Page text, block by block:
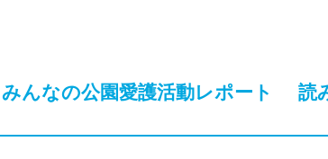
みんなの公園愛護活動レポート 読